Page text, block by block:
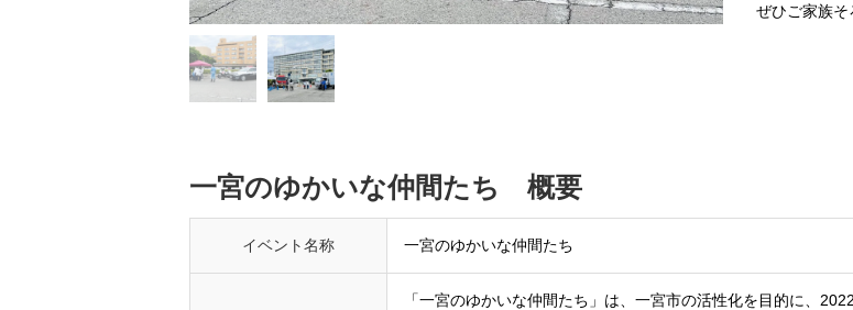
ぜひご家族そ
一宮のゆかいな仲間たち 概要
イベント名称 一宮のゆかいな仲間たち
「一宮のゆかいな仲間たち」は、一宮市の活性化を目的に、